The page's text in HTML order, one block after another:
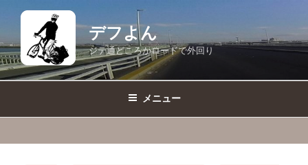
テ
ン
ツ
デフよん
ジテ通どころかロードで外回り
メニュー